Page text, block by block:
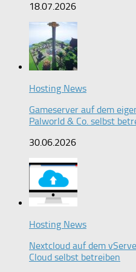
18.07.2026
Hosting News
Gameserver auf dem
Palworld & Co. selbst
30.06.2026
Hosting News
Nextcloud auf dem
Cloud selbst betreiben